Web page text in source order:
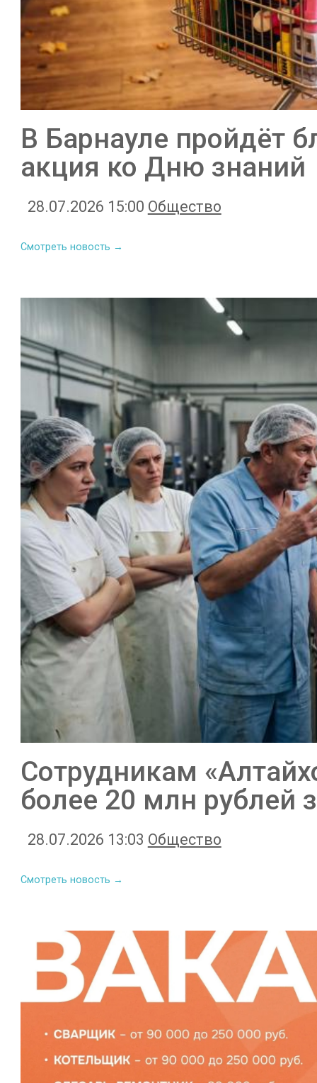
В Барнауле пройдёт
акция ко Дню знаний
28.07.2026 15:00 Общество
Смотреть новость →
Сотрудникам
более 20 млн рублей
28.07.2026 13:03 Общество
Смотреть новость →